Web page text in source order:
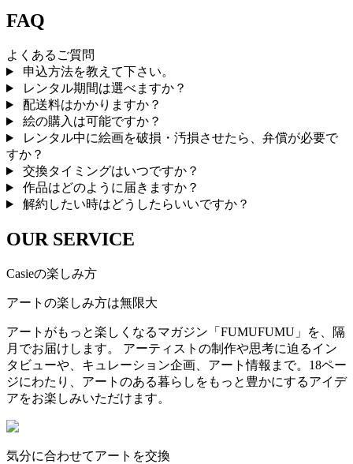
FAQ
よくあるご質問
申込方法を教えて下さい。
レンタル期間は選べますか？
配送料はかかりますか？
絵の購入は可能ですか？
レンタル中に絵画を破損・汚損させたら、弁償が必要で
すか？
交換タイミングはいつですか？
作品はどのように届きますか？
解約したい時はどうしたらいいですか？
OUR SERVICE
Casieの楽しみ方
アートの楽しみ方は無限大
アートがもっと楽しくなるマガジン「FUMUFUMU」を、隔
月でお届けします。 アーティストの制作や思考に迫るイン
タビューや、キュレーション企画、アート情報まで。18ペー
ジにわたり、アートのある暮らしをもっと豊かにするアイデ
アをお楽しみいただけます。
気分に合わせてアートを交換